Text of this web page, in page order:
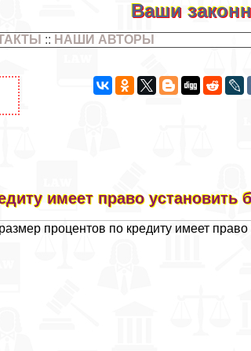
Ваши
:: НАШИ АВТОРЫ
имеет право установить